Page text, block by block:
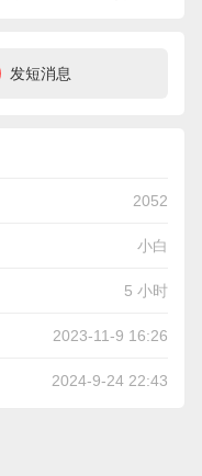
发短消息
2052
小白
5 小时
2023-11-9 16:26
2024-9-24 22:43